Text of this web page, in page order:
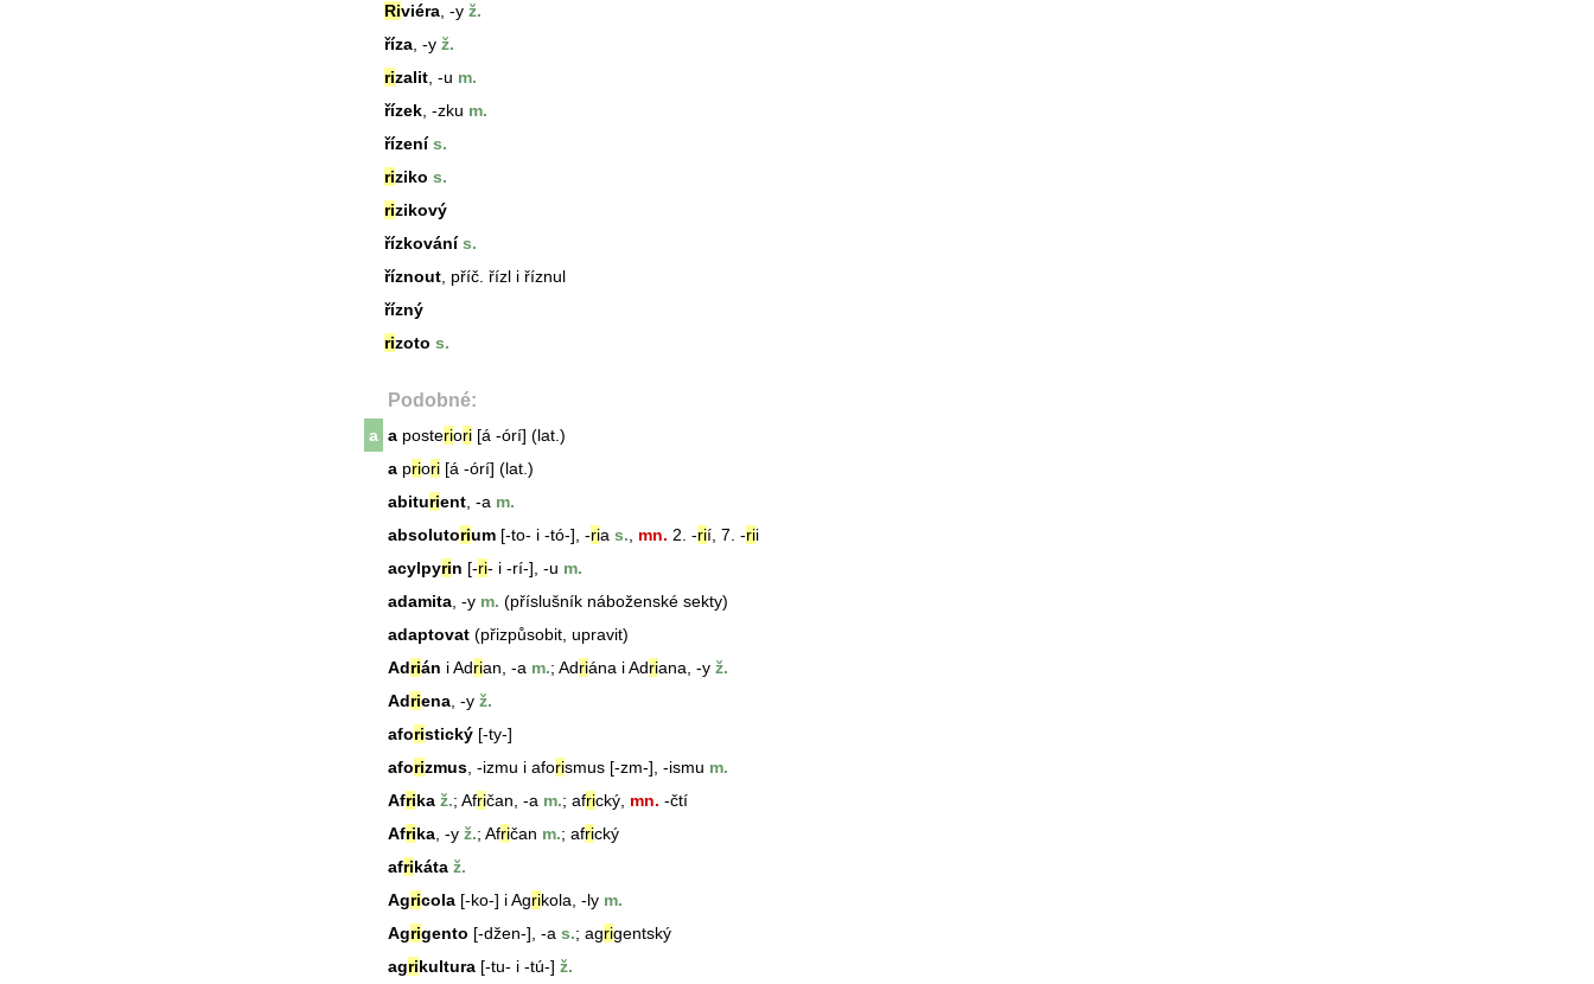
Riviéra , -y ž.
říza , -y ž.
rizalit , -u m.
řízek , -zku m.
řízenís.
riziko s.
rizikový
řízkovánís.
říznout , příč. řízl i říznul
řízný
rizoto s.
Podobné:
a a posteriori [á -órí] (lat.)
a priori [á -órí] (lat.)
abiturient , -a m.
absolutorium [-to- i -tó-], -ria s. mn. 2. -rií, 7. -rii
acylpyrin [-ri- i -rí-], -u m.
adamita , -y m. (příslušník náboženské sekty)
adaptovat (přizpůsobit, upravit)
Adrián i Adrian, -a m.; Adriána i Adriana, -y ž.
Adriena , -y ž.
aforistický [-ty-]
aforizmus , -izmu i aforismus [-zm-], -ismu m.
Afrika ž.; Afričan, -a m.; africký, mn. -čtí
Afrika , -y ž.; Afričan m.; africký
afrikáta ž.
Agricola [-ko-] i Agrikola, -ly m.
Agrigento [-džen-], -a s.; agrigentský
agrikultura [-tu- i -tú-] ž.